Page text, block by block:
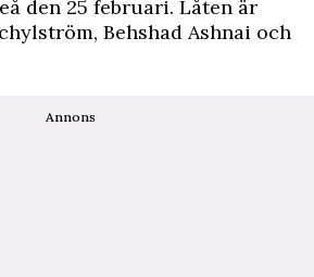
den 25 februari. Låten är
Behshad Ashnai och
Annons